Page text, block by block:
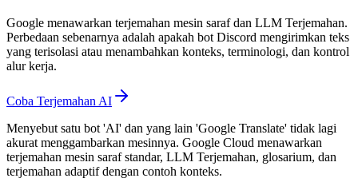
Google menawarkan terjemahan mesin saraf dan LLM Terjemahan.
Perbedaan sebenarnya adalah apakah bot Discord mengirimkan teks
yang terisolasi atau menambahkan konteks, terminologi, dan kontrol
alur kerja.
Coba Terjemahan AI
Menyebut satu bot 'AI' dan yang lain 'Google Translate' tidak lagi
akurat menggambarkan mesinnya. Google Cloud menawarkan
terjemahan mesin saraf standar, LLM Terjemahan, glosarium, dan
terjemahan adaptif dengan contoh konteks.